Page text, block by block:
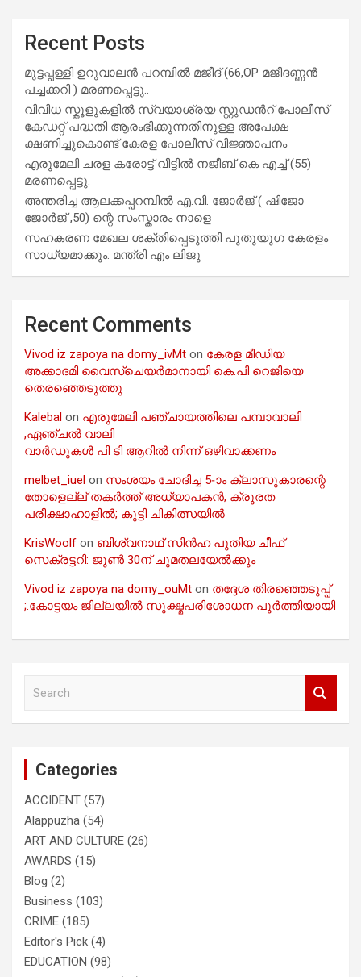
Recent Posts
മുട്ടപ്പള്ളി ഉറുവാലൻ പറമ്പിൽ മജീദ് (66,OP മജീദണ്ണൻ
പച്ചക്കറി ) മരണപ്പെട്ടു..
വിവിധ സ്കൂളുകളില്‍ സ്വയാശ്രയ സ്റ്റുഡന്‍റ് പോലീസ്
കേഡറ്റ് പദ്ധതി ആരംഭിക്കുന്നതിനുള്ള അപേക്ഷ
ക്ഷണിച്ചുകൊണ്ട് കേരള പോലീസ് വിജ്ഞാപനം
എരുമേലി ചരള കരോട്ട് വീട്ടിൽ നജീബ് കെ എച്ച് (55)
മരണപ്പെട്ടു.
അന്തരിച്ച ആ​ല​ക്ക​പ്പ​റമ്പിൽ​ എ.​വി. ജോ​ർ​ജ് ( ഷിജോ
ജോർജ് ,50) ന്റെ സംസ്കാരം നാളെ
സഹകരണ മേഖല ശക്തിപ്പെടുത്തി പുതുയുഗ കേരളം
സാധ്യമാക്കും: മന്ത്രി എം ലിജു
Recent Comments
Vivod iz zapoya na domy_ivMt on കേരള മീഡിയ
അക്കാദമി വൈസ്ചെയർമാനായി കെ.പി റെജിയെ
തെരഞ്ഞെടുത്തു
Kalebal on എരുമേലി പഞ്ചായത്തിലെ പമ്പാവാലി
,ഏഞ്ചൽ വാലി
വാർഡുകൾ പി ടി ആറിൽ നിന്ന് ഒഴിവാക്കണം
melbet_iuel on സംശയം ചോദിച്ച 5-ാം ക്ലാസുകാരന്റെ
തോളെല്ല് തകർത്ത് അധ്യാപകൻ; ക്രൂരത
പരീക്ഷാഹാളിൽ; കുട്ടി ചികിത്സയിൽ
KrisWoolf on ബിശ്വനാഥ് സിൻഹ പുതിയ ചീഫ്
സെക്രട്ടറി: ജൂൺ 30ന് ചുമതലയേൽക്കും
Vivod iz zapoya na domy_ouMt on തദ്ദേശ തിരഞ്ഞെടുപ്പ്
;.കോട്ടയം ജില്ലയിൽ സൂക്ഷ്മപരിശോധന പൂർത്തിയായി
Categories
ACCIDENT (57)
Alappuzha (54)
ART AND CULTURE (26)
AWARDS (15)
Blog (2)
Business (103)
CRIME (185)
Editor's Pick (4)
EDUCATION (98)